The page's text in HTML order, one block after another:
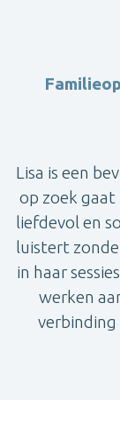
Lisa is een
op zoek gaat
liefdevol en
luistert
in haar
werken
verbinding